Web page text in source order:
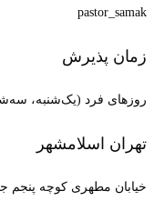
pastor_samak
زمان پذیرش
روزهای فرد (یک‌شنبه، سه‌شنبه و
تهران اسلامشهر
خیابان مطهری کوچه پنجم